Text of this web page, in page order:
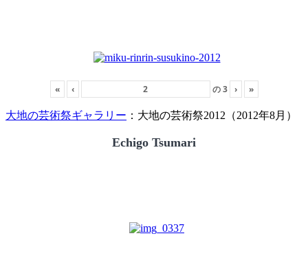
« ‹ の3 › »
大地の芸術祭ギャラリー ：大地の芸術祭2012（2012年8月）
Echigo Tsumari